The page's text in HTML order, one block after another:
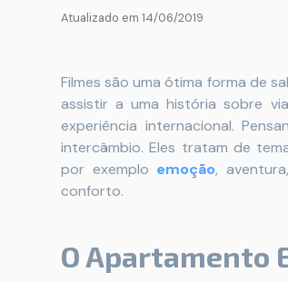
Atualizado em 14/06/2019
Filmes são uma ótima forma de
assistir a uma história sobre
experiência internacional.
intercâmbio. Eles tratam de
por exemplo emoção,
conforto.
O Apartamento